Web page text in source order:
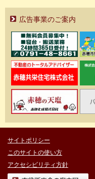
広告事業のご案内
サイトポリシー
このサイトの使い方
アクセシビリティ方針
市役所庁舎の案内図